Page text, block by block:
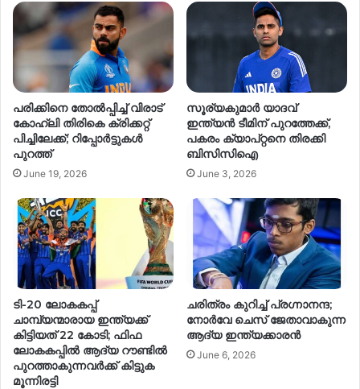
പരിക്കിനെ തോൽപ്പിച്ച് വിരാട്
കോഹ്‌ലി തിരികെ ക്രിക്കറ്റ്
പിച്ചിലേക്ക്; റിപ്പോർട്ടുകൾ
പുറത്ത്
June 19, 2026
സൂര്യകുമാർ യാദവ്
ഇന്ത്യൻ ടീമിന് പുറത്തേക്ക്,
പകരം ക്യാപ്റ്റനെ തിരക്കി
ബിസിസിഐ
June 3, 2026
ടി-20 ലോകകപ്പ്
ചാമ്പ്യന്മാരായ ഇന്ത്യക്ക്
കിട്ടിയത് 22 കോടി; ഫിഫ
ലോകകപ്പില്‍ ആദ്യ റൗണ്ടിൽ
പുറത്താകുന്നവര്‍ക്ക് കിട്ടുക
മൂന്നിരട്ടി
ചരിത്രം കുറിച്ച് പ്രഗ്നാനന്ദ;
നോർവേ ചെസ് ജേതാവാകുന്ന
ആദ്യ ഇന്ത്യക്കാരൻ
June 6, 2026